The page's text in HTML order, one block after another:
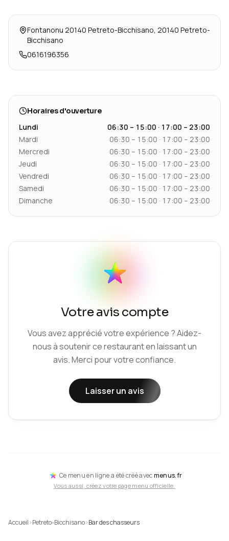
Fontanonu 20140 Petreto-Bicchisano, 20140 Petreto-
Bicchisano
0616196356
Horaires d'ouverture
Lundi
06:30 – 15:00 · 17:00 – 23:00
Mardi
06:30 – 15:00 · 17:00 – 23:00
Mercredi
06:30 – 15:00 · 17:00 – 23:00
Jeudi
06:30 – 15:00 · 17:00 – 23:00
Vendredi
06:30 – 15:00 · 17:00 – 23:00
Samedi
06:30 – 15:00 · 17:00 – 23:00
Dimanche
06:30 – 15:00 · 17:00 – 23:00
Votre avis compte
Vous avez apprécié votre expérience ? Aidez-
nous à soutenir ce restaurant en laissant un
avis. Merci pour votre confiance.
Laisser un avis
Ce menu en ligne a été créé avecmenus.fr
Vous aussi, créez votre page menu officielle.
Accueil›Petreto-Bicchisano›Bar des chasseurs